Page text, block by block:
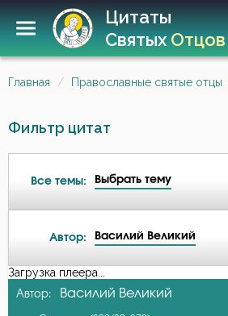
Цитаты
СвятыхОтцов
Главная Православные святые отцы
Фильтр цитат
Все темы: Выбрать тему
Ангел
Ангел Хранитель
Автор: Василий Великий
А-я
Загрузка плеера...
Автор: Василий Великий